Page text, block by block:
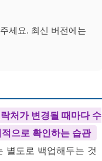
세요. 최신 버전에는
처가 변경될 때마다 수
으로 확인하는 습관
별도로 백업해두는 것